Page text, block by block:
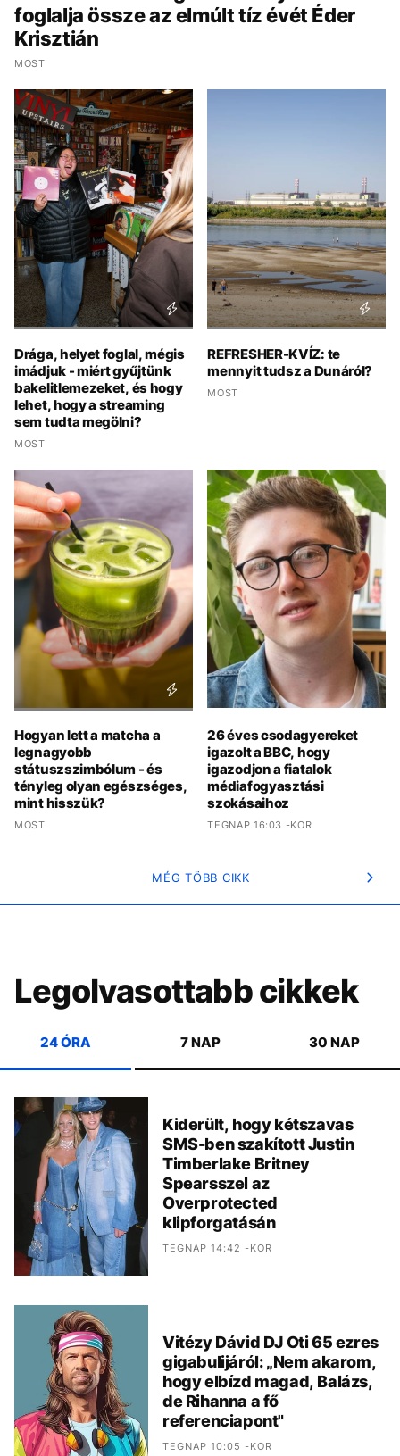
foglalja össze az elmúlt tíz évét Éder
Krisztián
MOST
Drága, helyet foglal, mégis
imádjuk - miért gyűjtünk
bakelitlemezeket, és hogy
lehet, hogy a streaming
sem tudta megölni?
MOST
REFRESHER-KVÍZ: te
mennyit tudsz a Dunáról?
MOST
Hogyan lett a matcha a
legnagyobb
státuszszimbólum - és
tényleg olyan egészséges,
mint hisszük?
MOST
26 éves csodagyereket
igazolt a BBC, hogy
igazodjon a fiatalok
médiafogyasztási
szokásaihoz
TEGNAP 16:03 -KOR
MÉG TÖBB CIKK
Legolvasottabb cikkek
24 ÓRA 7 NAP 30 NAP
Kiderült, hogy kétszavas
SMS-ben szakított Justin
Timberlake Britney
Spearsszel az
Overprotected
klipforgatásán
TEGNAP 14:42 -KOR
Vitézy Dávid DJ Oti 65 ezres
gigabulijáról: „Nem akarom,
hogy elbízd magad, Balázs,
de Rihanna a fő
referenciapont"
TEGNAP 10:05 -KOR